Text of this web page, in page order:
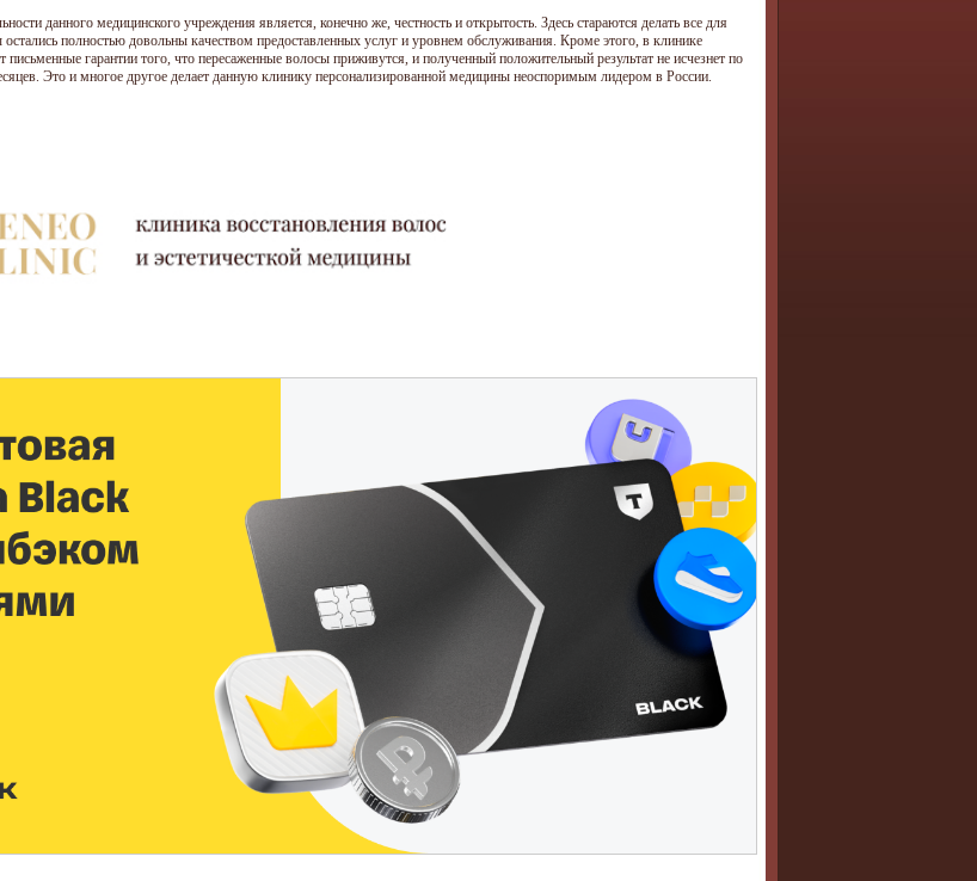
данного медицинского учреждения является, конечно же, честность и открытость. Здесь стараются делать все для
остались полностью довольны качеством предоставленных услуг и уровнем обслуживания. Кроме этого, в клинике
письменные гарантии того, что пересаженные волосы приживутся, и полученный положительный результат не исчезнет по
Это и многое другое делает данную клинику персонализированной медицины неоспоримым лидером в России.